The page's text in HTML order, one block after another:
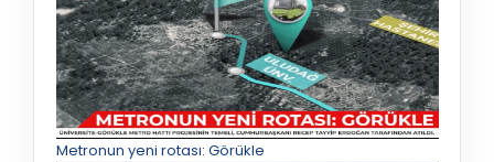
Metronun yeni rotası: Görükle